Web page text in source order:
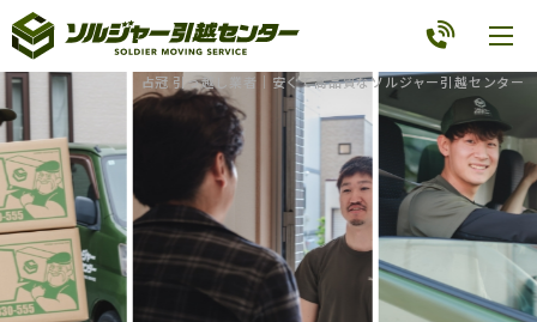
占冠 引っ越し業者｜安くて高品質なソルジャー引越センター